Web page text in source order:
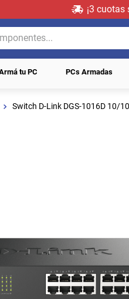
¡3
tu PC PCs Armadas
Switch D-Link DGS-1016D 10/